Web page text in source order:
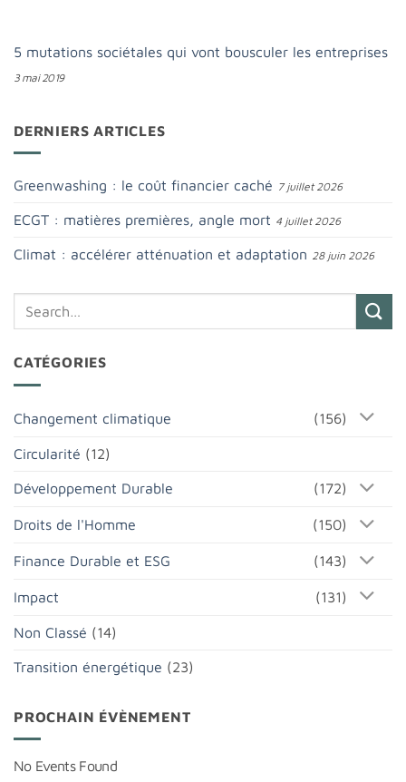
5 mutations sociétales qui vont bousculer les entreprises
3 mai 2019
DERNIERS ARTICLES
Greenwashing : le coût financier caché 7 juillet 2026
ECGT : matières premières, angle mort 4 juillet 2026
Climat : accélérer atténuation et adaptation 28 juin 2026
CATÉGORIES
Changement climatique (156)
Circularité (12)
Développement Durable (172)
Droits de l'Homme (150)
Finance Durable et ESG (143)
Impact (131)
Non Classé (14)
Transition énergétique (23)
PROCHAIN ÉVÈNEMENT
No Events Found